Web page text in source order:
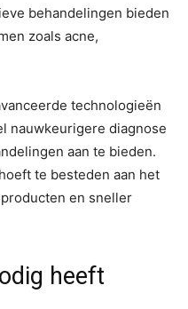
behandelingen bieden
zoals acne,
technologieën
nauwkeurigere diagnose
aan te bieden.
te besteden aan het
en sneller
heeft